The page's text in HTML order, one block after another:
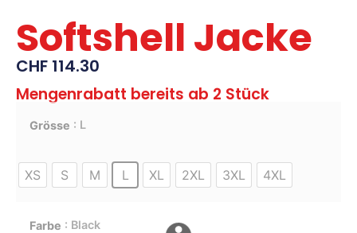
Softshell Jacke
CHF 114.30
Mengenrabatt bereits ab 2 Stück
Grösse : L
XS S M L XL 2XL 3XL 4XL
Farbe : Black